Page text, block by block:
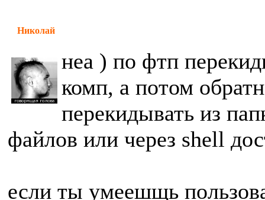
Николай
неа ) по фтп
комп, а потом
перекидывать из
файлов или через shell
если ты умеешщь